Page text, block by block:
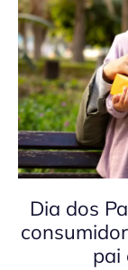
Dia dos
pai